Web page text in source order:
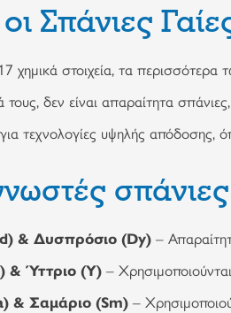
οι Σπάνιες
χημικά στοιχεία, τα
δεν είναι απαραίτητα
για τεχνολογίες υψηλής
& Δυσπρόσιο (Dy) –
& Ύττριο (Y) –
& Σαμάριο (Sm) –